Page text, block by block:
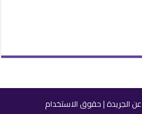
عن الجريدة |حقوق الاستخدام